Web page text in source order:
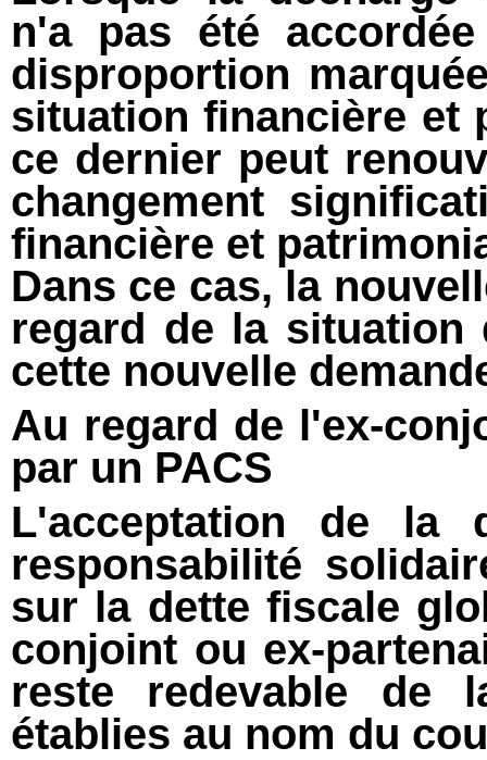
n'a pas été
disproportion
situation financière et
ce dernier peut
changement
financière et
Dans ce cas, la
regard de la situation
cette nouvelle
Au regard de l'ex-
par un PACS
L'acceptation de la
responsabilité
sur la dette fiscale
conjoint ou ex-
reste redevable de
établies au nom du